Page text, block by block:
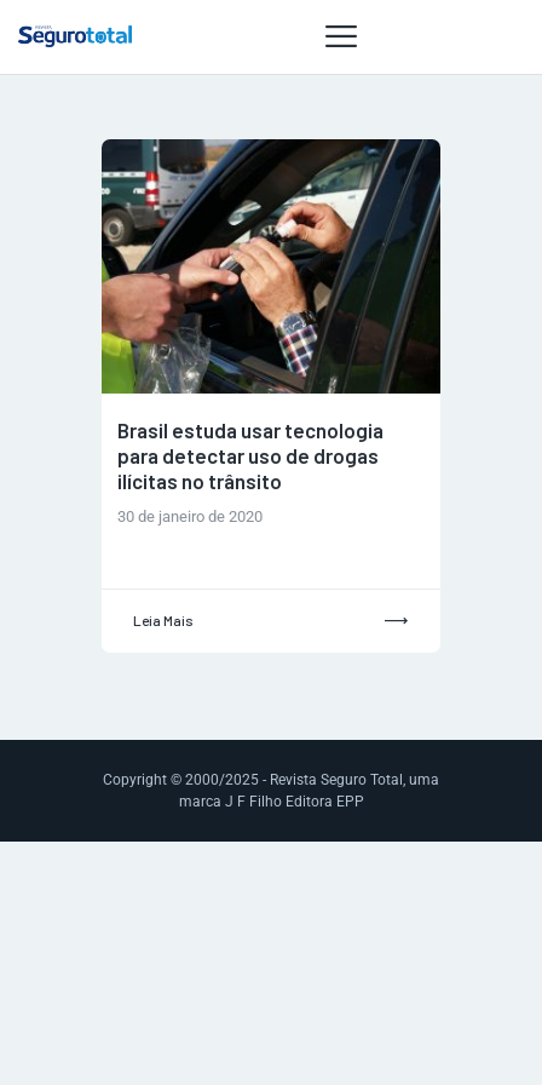
NOTÍCIAS
REVISTA
ESPECIAIS
GAIVOTA DE
OURO
ST SUMMIT
MULHERES
HOMEST
HOME
Brasil estuda usar tecnologia
para detectar uso de drogas
ilícitas no trânsito
30 de janeiro de 2020
Leia Mais
Copyright © 2000/2025 - Revista Seguro Total, uma
marca J F Filho Editora EPP